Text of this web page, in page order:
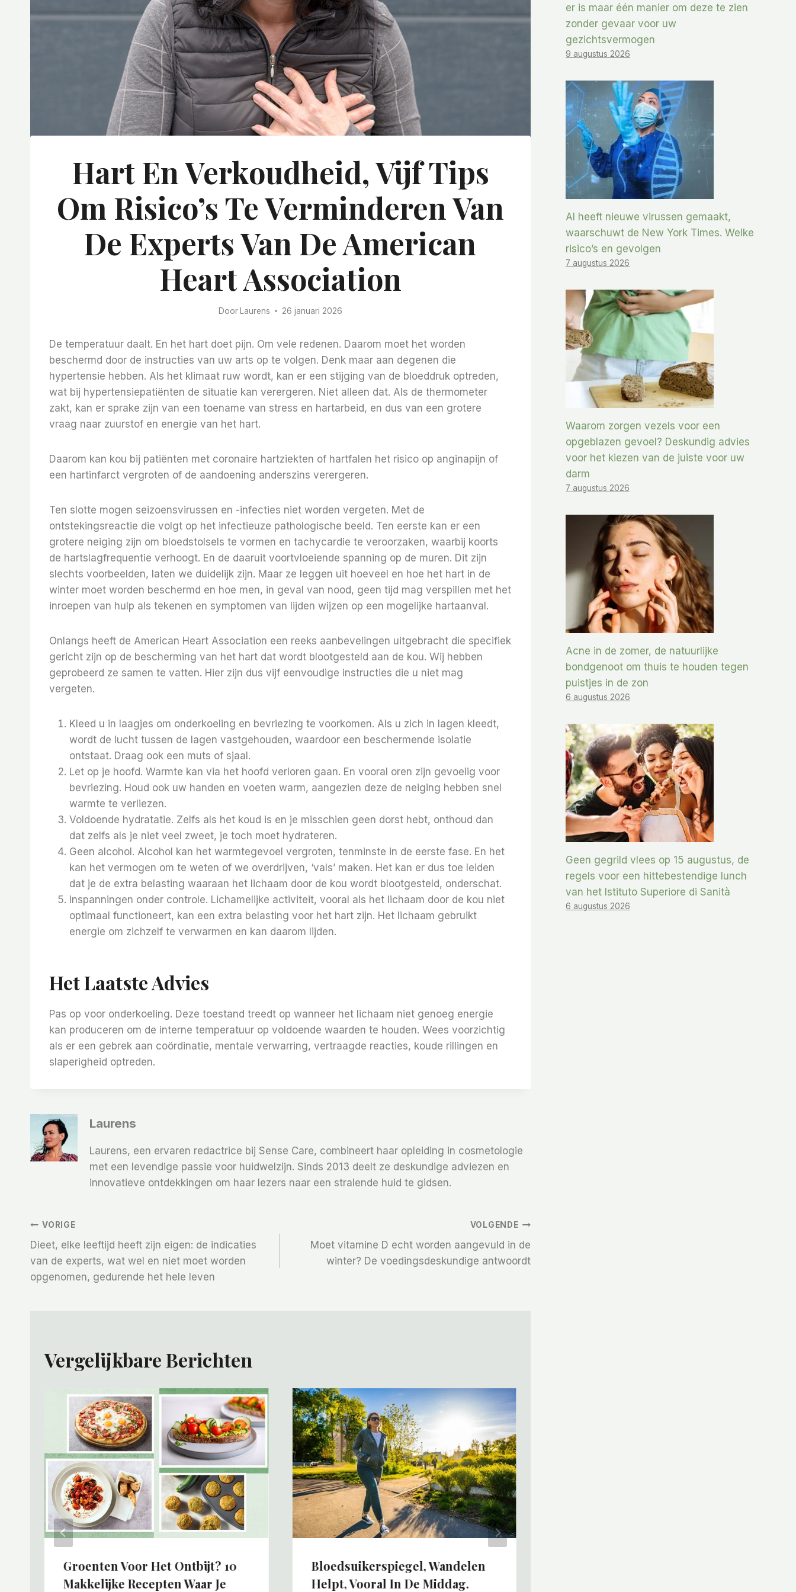
Hart En Verkoudheid, Vijf Tips
Om Risico’s Te Verminderen Van
De Experts Van De American
Heart Association
Door Laurens 26 januari 2026
De temperatuur daalt. En het hart doet pijn. Om vele redenen. Daarom moet het worden
beschermd door de instructies van uw arts op te volgen. Denk maar aan degenen die
hypertensie hebben. Als het klimaat ruw wordt, kan er een stijging van de bloeddruk optreden,
wat bij hypertensiepatiënten de situatie kan verergeren. Niet alleen dat. Als de thermometer
zakt, kan er sprake zijn van een toename van stress en hartarbeid, en dus van een grotere
vraag naar zuurstof en energie van het hart.
Daarom kan kou bij patiënten met coronaire hartziekten of hartfalen het risico op anginapijn of
een hartinfarct vergroten of de aandoening anderszins verergeren.
Ten slotte mogen seizoensvirussen en -infecties niet worden vergeten. Met de
ontstekingsreactie die volgt op het infectieuze pathologische beeld. Ten eerste kan er een
grotere neiging zijn om bloedstolsels te vormen en tachycardie te veroorzaken, waarbij koorts
de hartslagfrequentie verhoogt. En de daaruit voortvloeiende spanning op de muren. Dit zijn
slechts voorbeelden, laten we duidelijk zijn. Maar ze leggen uit hoeveel en hoe het hart in de
winter moet worden beschermd en hoe men, in geval van nood, geen tijd mag verspillen met het
inroepen van hulp als tekenen en symptomen van lijden wijzen op een mogelijke hartaanval.
Onlangs heeft de American Heart Association een reeks aanbevelingen uitgebracht die specifiek
gericht zijn op de bescherming van het hart dat wordt blootgesteld aan de kou. Wij hebben
geprobeerd ze samen te vatten. Hier zijn dus vijf eenvoudige instructies die u niet mag
vergeten.
Kleed u in laagjes om onderkoeling en bevriezing te voorkomen. Als u zich in lagen kleedt,
wordt de lucht tussen de lagen vastgehouden, waardoor een beschermende isolatie
ontstaat. Draag ook een muts of sjaal.
Let op je hoofd. Warmte kan via het hoofd verloren gaan. En vooral oren zijn gevoelig voor
bevriezing. Houd ook uw handen en voeten warm, aangezien deze de neiging hebben snel
warmte te verliezen.
Voldoende hydratatie. Zelfs als het koud is en je misschien geen dorst hebt, onthoud dan
dat zelfs als je niet veel zweet, je toch moet hydrateren.
Geen alcohol. Alcohol kan het warmtegevoel vergroten, tenminste in de eerste fase. En het
kan het vermogen om te weten of we overdrijven, ‘vals’ maken. Het kan er dus toe leiden
dat je de extra belasting waaraan het lichaam door de kou wordt blootgesteld, onderschat.
Inspanningen onder controle. Lichamelijke activiteit, vooral als het lichaam door de kou niet
optimaal functioneert, kan een extra belasting voor het hart zijn. Het lichaam gebruikt
energie om zichzelf te verwarmen en kan daarom lijden.
Het Laatste Advies
Pas op voor onderkoeling. Deze toestand treedt op wanneer het lichaam niet genoeg energie
kan produceren om de interne temperatuur op voldoende waarden te houden. Wees voorzichtig
als er een gebrek aan coördinatie, mentale verwarring, vertraagde reacties, koude rillingen en
slaperigheid optreden.
Laurens
Laurens, een ervaren redactrice bij Sense Care, combineert haar opleiding in cosmetologie
met een levendige passie voor huidwelzijn. Sinds 2013 deelt ze deskundige adviezen en
innovatieve ontdekkingen om haar lezers naar een stralende huid te gidsen.
Bericht
Navigatie
VORIGE
Dieet, elke leeftijd heeft zijn eigen: de indicaties
van de experts, wat wel en niet moet worden
opgenomen, gedurende het hele leven
VOLGENDE
Moet vitamine D echt worden aangevuld in de
winter? De voedingsdeskundige antwoordt
Vergelijkbare Berichten
Groenten Voor Het Ontbijt? 10
Makkelijke Recepten Waar Je
Bloedsuikerspiegel, Wandelen
Helpt, Vooral In De Middag.
er is maar één manier om deze te zien
zonder gevaar voor uw
gezichtsvermogen
9 augustus 2026
AI heeft nieuwe virussen gemaakt,
waarschuwt de New York Times. Welke
risico’s en gevolgen
7 augustus 2026
Waarom zorgen vezels voor een
opgeblazen gevoel? Deskundig advies
voor het kiezen van de juiste voor uw
darm
7 augustus 2026
Acne in de zomer, de natuurlijke
bondgenoot om thuis te houden tegen
puistjes in de zon
6 augustus 2026
Geen gegrild vlees op 15 augustus, de
regels voor een hittebestendige lunch
van het Istituto Superiore di Sanità
6 augustus 2026